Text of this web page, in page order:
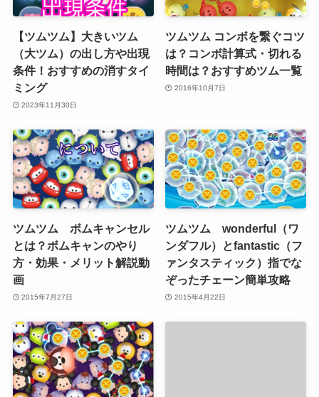
【ツムツム】大きいツム
（大ツム）の出し方や出現
条件！おすすめの消すタイ
ミング
2023年11月30日
ツムツム コンボを繋ぐコツ
は？コンボ計算式・切れる
時間は？おすすめツム一覧
2016年10月7日
ツムツム ボムキャンセル
とは？ボムキャンのやり
方・効果・メリット解説動
画
2015年7月27日
ツムツム wonderful（ワ
ンダフル）とfantastic（フ
ァンタスティック）指でな
ぞったチェーン簡単攻略
2015年4月22日